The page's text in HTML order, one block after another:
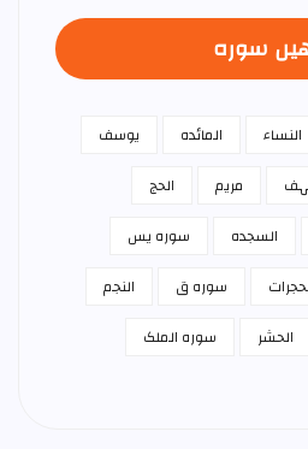
سورہ
النساء المائدہ
يوسف
مريم
الحج
السجدہ
سورہ يس
سورہ ق
النجم
الحشر سورہ الملک